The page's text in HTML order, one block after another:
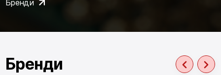
Бренди
Бренди